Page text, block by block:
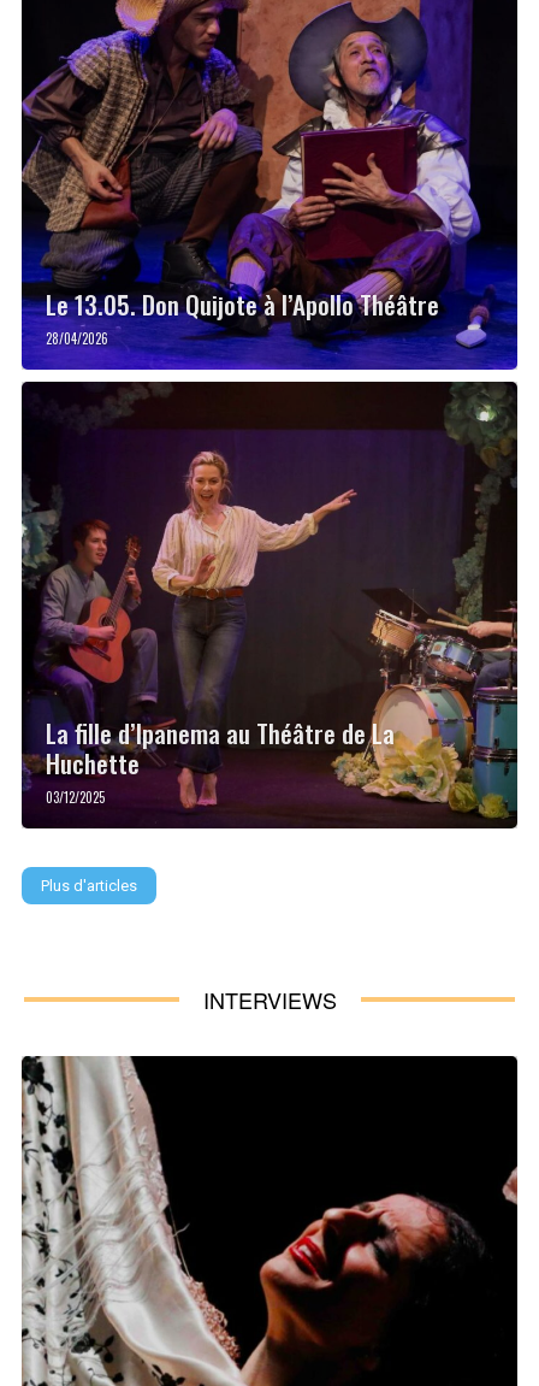
Le 13.05. Don Quijote à l’Apollo Théâtre
28/04/2026
La fille d’Ipanema au Théâtre de La
Huchette
03/12/2025
Plus d'articles
INTERVIEWS